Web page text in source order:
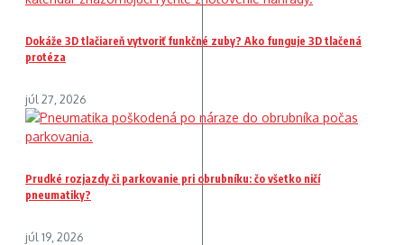
Dokáže 3D tlačiareň vytvoriť funkčné zuby? Ako funguje 3D tlačená
protéza
júl 27, 2026
Prudké rozjazdy či parkovanie pri obrubníku: čo všetko ničí
pneumatiky?
júl 19, 2026